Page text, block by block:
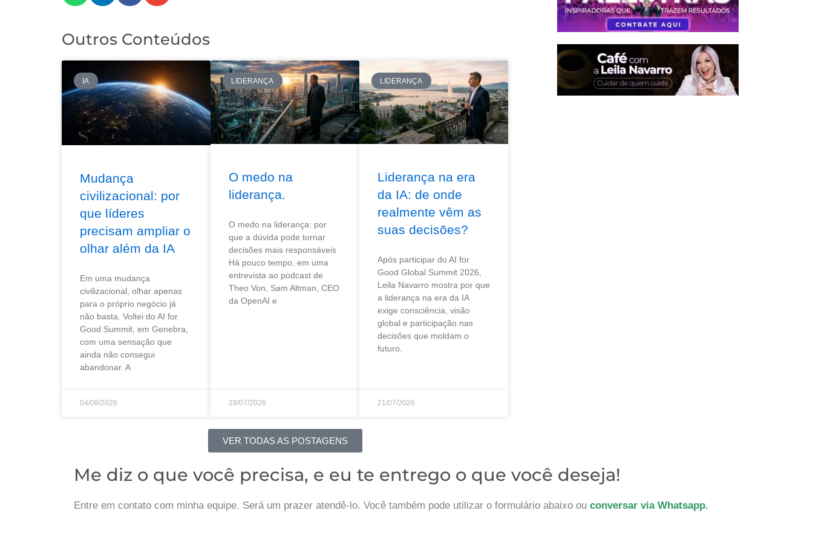
Outros Conteúdos
IA
Mudança
civilizacional: por
que líderes
precisam ampliar o
olhar além da IA
Em uma mudança
civilizacional, olhar apenas
para o próprio negócio já
não basta. Voltei do AI for
Good Summit, em Genebra,
com uma sensação que
ainda não consegui
abandonar. A
04/08/2026
LIDERANÇA
O medo na
liderança.
O medo na liderança: por
que a dúvida pode tornar
decisões mais responsáveis
Há pouco tempo, em uma
entrevista ao podcast de
Theo Von, Sam Altman, CEO
da OpenAI e
28/07/2026
LIDERANÇA
Liderança na era
da IA: de onde
realmente vêm as
suas decisões?
Após participar do AI for
Good Global Summit 2026,
Leila Navarro mostra por que
a liderança na era da IA
exige consciência, visão
global e participação nas
decisões que moldam o
futuro.
21/07/2026
VER TODAS AS POSTAGENS
Me diz o que você precisa, e eu te entrego o que você deseja!
Entre em contato com minha equipe. Será um prazer atendê-lo. Você também pode utilizar o formulário abaixo ou conversar via Whatsapp.